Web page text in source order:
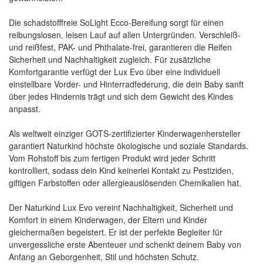
Die schadstofffreie SoLight Ecco-Bereifung sorgt für einen
reibungslosen, leisen Lauf auf allen Untergründen. Verschleiß-
und reißfest, PAK- und Phthalate-frei, garantieren die Reifen
Sicherheit und Nachhaltigkeit zugleich. Für zusätzliche
Komfortgarantie verfügt der Lux Evo über eine individuell
einstellbare Vorder- und Hinterradfederung, die dein Baby sanft
über jedes Hindernis trägt und sich dem Gewicht des Kindes
anpasst.
Als weltweit einziger GOTS-zertifizierter Kinderwagenhersteller
garantiert Naturkind höchste ökologische und soziale Standards.
Vom Rohstoff bis zum fertigen Produkt wird jeder Schritt
kontrolliert, sodass dein Kind keinerlei Kontakt zu Pestiziden,
giftigen Farbstoffen oder allergieauslösenden Chemikalien hat.
Der Naturkind Lux Evo vereint Nachhaltigkeit, Sicherheit und
Komfort in einem Kinderwagen, der Eltern und Kinder
gleichermaßen begeistert. Er ist der perfekte Begleiter für
unvergessliche erste Abenteuer und schenkt deinem Baby von
Anfang an Geborgenheit, Stil und höchsten Schutz.